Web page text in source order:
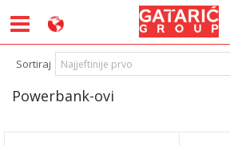
Powerbank-ovi
Sortiraj